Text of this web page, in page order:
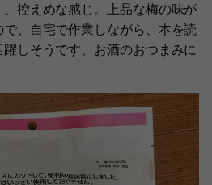
控えめな感じ。上品な梅の味が
、自宅で作業しながら、本を読
しそうです。お酒のおつまみに